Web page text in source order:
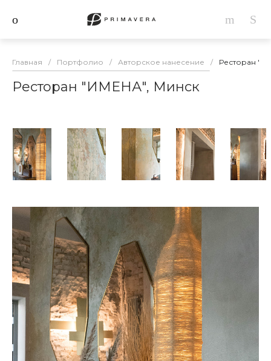
Главная / Портфолио / Авторское нанесение / Ресторан
Ресторан "ИМЕНА", Минск